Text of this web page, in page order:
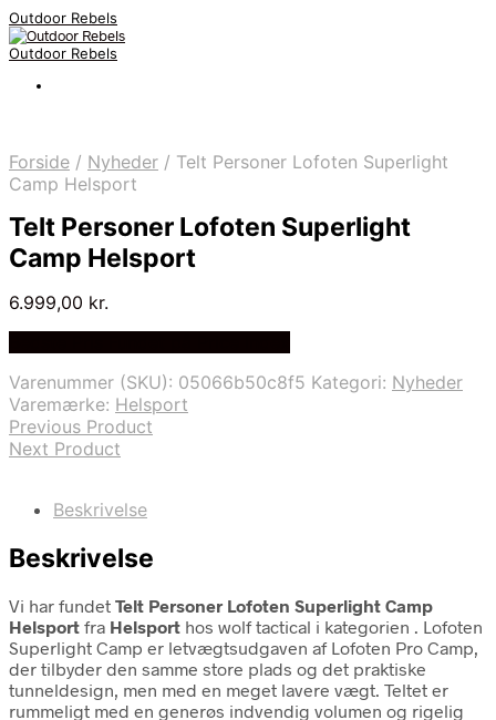
Outdoor Rebels
Outdoor Rebels
Forside / Nyheder / Telt Personer Lofoten Superlight
Camp Helsport
Telt Personer Lofoten Superlight
Camp Helsport
6.999,00 kr.
Varenummer (SKU): 05066b50c8f5 Kategori: Nyheder
Varemærke: Helsport
Previous Product
Next Product
Beskrivelse
Beskrivelse
Vi har fundet Telt Personer Lofoten Superlight Camp
Helsport fra Helsport hos wolf tactical i kategorien . Lofoten
Superlight Camp er letvægtsudgaven af Lofoten Pro Camp,
der tilbyder den samme store plads og det praktiske
tunneldesign, men med en meget lavere vægt. Teltet er
rummeligt med en generøs indvendig volumen og rigelig